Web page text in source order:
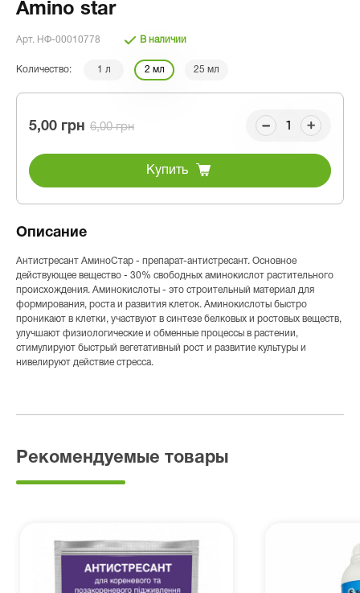
Amino star
Арт. НФ-00010778 В наличии
Количество: 1 л 2 мл 25 мл
5,00 грн 6,00 грн
Купить
Описание
Антистресант АминоСтар - препарат-антистресант. Основное
действующее вещество - 30% свободных аминокислот растительного
происхождения. Аминокислоты - это строительный материал для
формирования, роста и развития клеток. Аминокислоты быстро
проникают в клетки, участвуют в синтезе белковых и ростовых веществ,
улучшают физиологические и обменные процессы в растении,
стимулируют быстрый вегетативный рост и развитие культуры и
нивелируют действие стресса.
Рекомендуемые товары